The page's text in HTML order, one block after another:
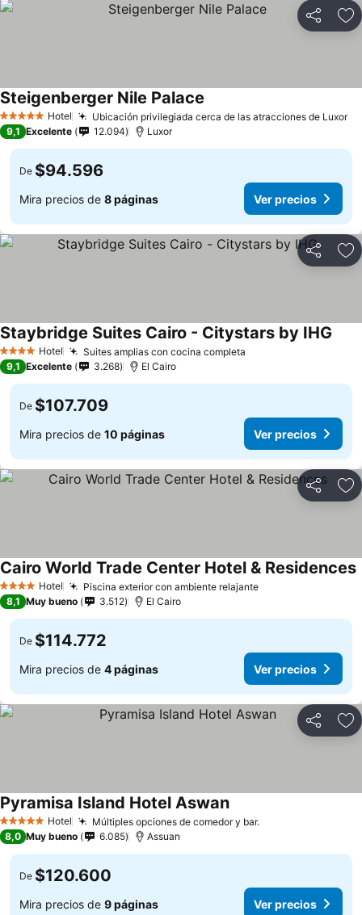
Compartir
5 Estrellas Hotel Ubicación privilegiada cerca de las atracciones de Luxor
Steigenberger Nile Palace
9,1 Excelente 12.094 Luxor
De $94.596
Mira precios de 8 páginas Ver precios
Compartir
4 EstrellasHotel Suites amplias con cocina completa
Staybridge Suites Cairo - Citystars by IHG
9,1 Excelente 3.268 El Cairo
De $107.709
Mira precios de 10 páginas Ver precios
Compartir
4 EstrellasHotel Piscina exterior con ambiente relajante
Cairo World Trade Center Hotel & Residences
8,1 Muy bueno 3.512 El Cairo
De $114.772
Mira precios de 4 páginas Ver precios
Compartir
5 Estrellas Hotel Múltiples opciones de comedor y bar.
Pyramisa Island Hotel Aswan
8,0 Muy bueno 6.085 Assuan
De $120.600
Mira precios de 9 páginas Ver precios